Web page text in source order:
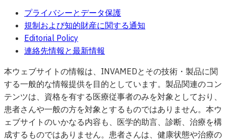
プライバシーとデータ保護
規制および知的財産に関する通知
Editorial Policy
連絡先情報と最新情報
本ウェブサイトの情報は、INVAMEDとその技術・製品に関
する一般的な情報提供を目的としています。製品関連のコン
テンツは、資格を有する医療従事者のみを対象としており、
患者さんや一般の方を対象とするものではありません。本ウ
ェブサイトのいかなる内容も、医学的助言、診断、治療を構
成するものではありません。患者さんは、健康状態や治療の